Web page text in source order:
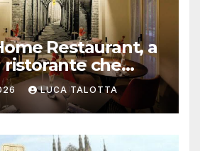
Restaurant, a
ristorante che
in
di casa
LUCA TALOTTA